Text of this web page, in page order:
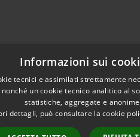
Informazioni sui
tecnici e assimilati strettamente
un cookie tecnico analitico al
statistiche, aggregate e
dettagli, può consultare la cookie